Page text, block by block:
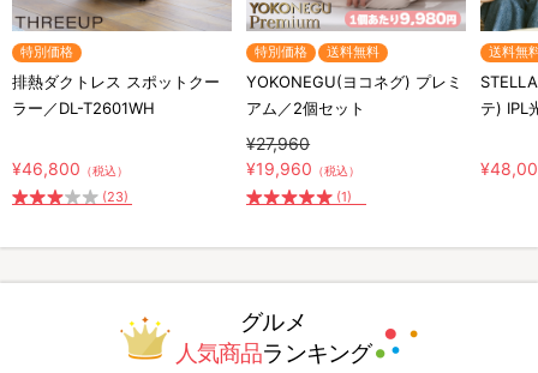
特別価格
排熱ダクトレス スポットクー
ラー／DL-T2601WH
¥46,800 （税込）
(23)
特別価格 送料無料
YOKONEGU(ヨコネグ) プレミ
アム／2個セット
¥27,960
¥19,960 （税込）
(1)
送料無
テ) IPL
グルメ
人気商品ランキング